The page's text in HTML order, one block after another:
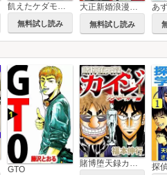
飢えたケダモノ【合冊版】
無料試し読み
大正新婚浪漫～軍人さまは初心な妻を執着純愛で染め上げたい～【分冊版】
無料試し読み
あ
GTO 探